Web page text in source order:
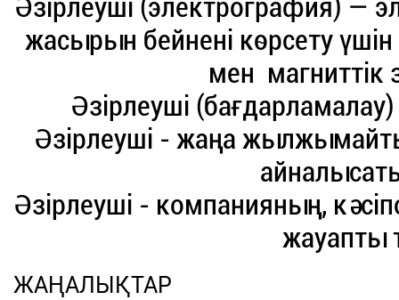
Әзірлеуші (электрография) —
жасырын бейнені көрсету
мен магниттік
Әзірлеуші
Әзірлеуші - жаңа
Әзірлеуші - компанияның,
жауапты
ЖАҢАЛЫҚТАР